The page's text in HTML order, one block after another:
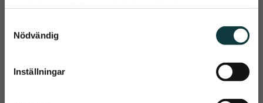
Nödvändig
Inställningar
Info Info
Det allra senaste direkt i din inkorg